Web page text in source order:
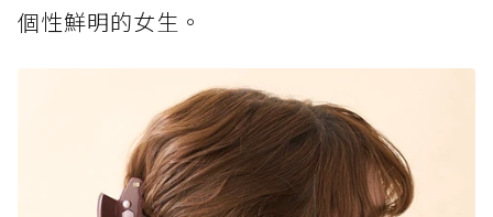
個性鮮明的女生。